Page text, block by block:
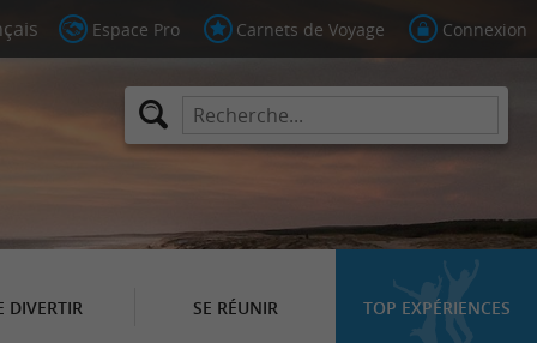
Espace Pro Carnets de Voyage Connexion
DIVERTIR SE RÉUNIR TOP EXPÉRIENCES